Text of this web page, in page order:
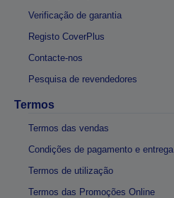
Verificação de garantia
Registo CoverPlus
Contacte-nos
Pesquisa de revendedores
Termos
Termos das vendas
Condições de pagamento e entrega
Termos de utilização
Termos das Promoções Online